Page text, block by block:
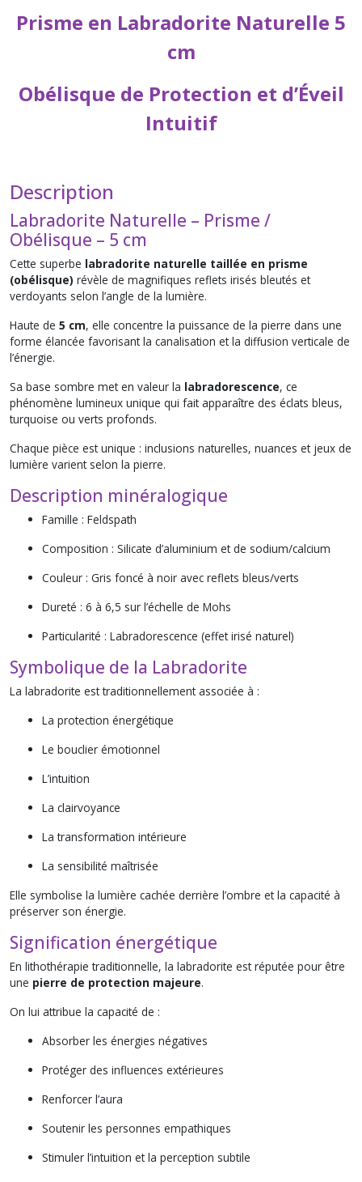
Prisme en Labradorite Naturelle 5
cm
Obélisque de Protection et d’Éveil
Intuitif
Description
Labradorite Naturelle – Prisme /
Obélisque – 5 cm
Cette superbe labradorite naturelle taillée en prisme
(obélisque) révèle de magnifiques reflets irisés bleutés et
verdoyants selon l’angle de la lumière.
Haute de 5 cm, elle concentre la puissance de la pierre dans une
forme élancée favorisant la canalisation et la diffusion verticale de
l’énergie.
Sa base sombre met en valeur la labradorescence, ce
phénomène lumineux unique qui fait apparaître des éclats bleus,
turquoise ou verts profonds.
Chaque pièce est unique : inclusions naturelles, nuances et jeux de
lumière varient selon la pierre.
Description minéralogique
Famille : Feldspath
Composition : Silicate d’aluminium et de sodium/calcium
Couleur : Gris foncé à noir avec reflets bleus/verts
Dureté : 6 à 6,5 sur l’échelle de Mohs
Particularité : Labradorescence (effet irisé naturel)
Symbolique de la Labradorite
La labradorite est traditionnellement associée à :
La protection énergétique
Le bouclier émotionnel
L’intuition
La clairvoyance
La transformation intérieure
La sensibilité maîtrisée
Elle symbolise la lumière cachée derrière l’ombre et la capacité à
préserver son énergie.
Signification énergétique
En lithothérapie traditionnelle, la labradorite est réputée pour être
une pierre de protection majeure.
On lui attribue la capacité de :
Absorber les énergies négatives
Protéger des influences extérieures
Renforcer l’aura
Soutenir les personnes empathiques
Stimuler l’intuition et la perception subtile